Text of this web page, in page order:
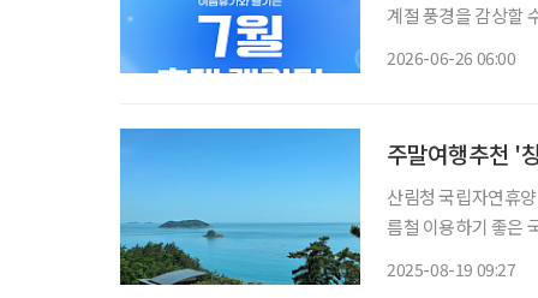
계절 풍경을 감상할
2026-06-26 06:00
주말여행추천 '
산림청 국립자연휴
름철 이용하기 좋은
2025-08-19 09:27